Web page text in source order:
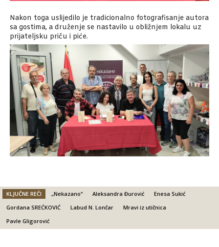
Nakon toga uslijedilo je tradicionalno fotografisanje autora
sa gostima, a druženje se nastavilo u obližnjem lokalu uz
prijateljsku priču i piće.
KLJUČNE REČI „Nekazano“ Aleksandra Đurović
Enesa Sukić
Gordana SREĆKOVIĆ
Labud N. Lončar
Mravi iz utičnica
Pavle Gligorović